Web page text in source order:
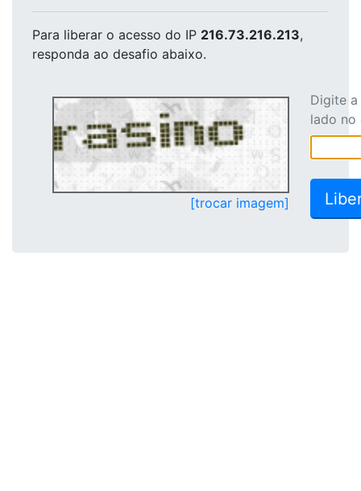
Para liberar o acesso do IP 216.73.216.213,
responda ao desafio abaixo.
[trocar imagem]
Digite
lado no